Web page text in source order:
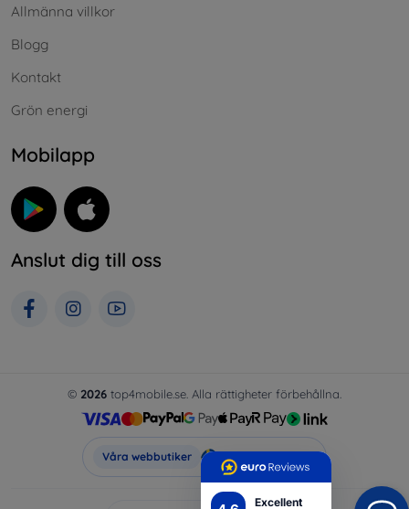
Excellent
Allmänna villkor
Blogg
Kontakt
Grön energi
Mobilapp
Anslut dig till oss
© 2026 top4mobile.se. Alla rättigheter förbehållna.
Våra webbutiker Top4Mobile.se